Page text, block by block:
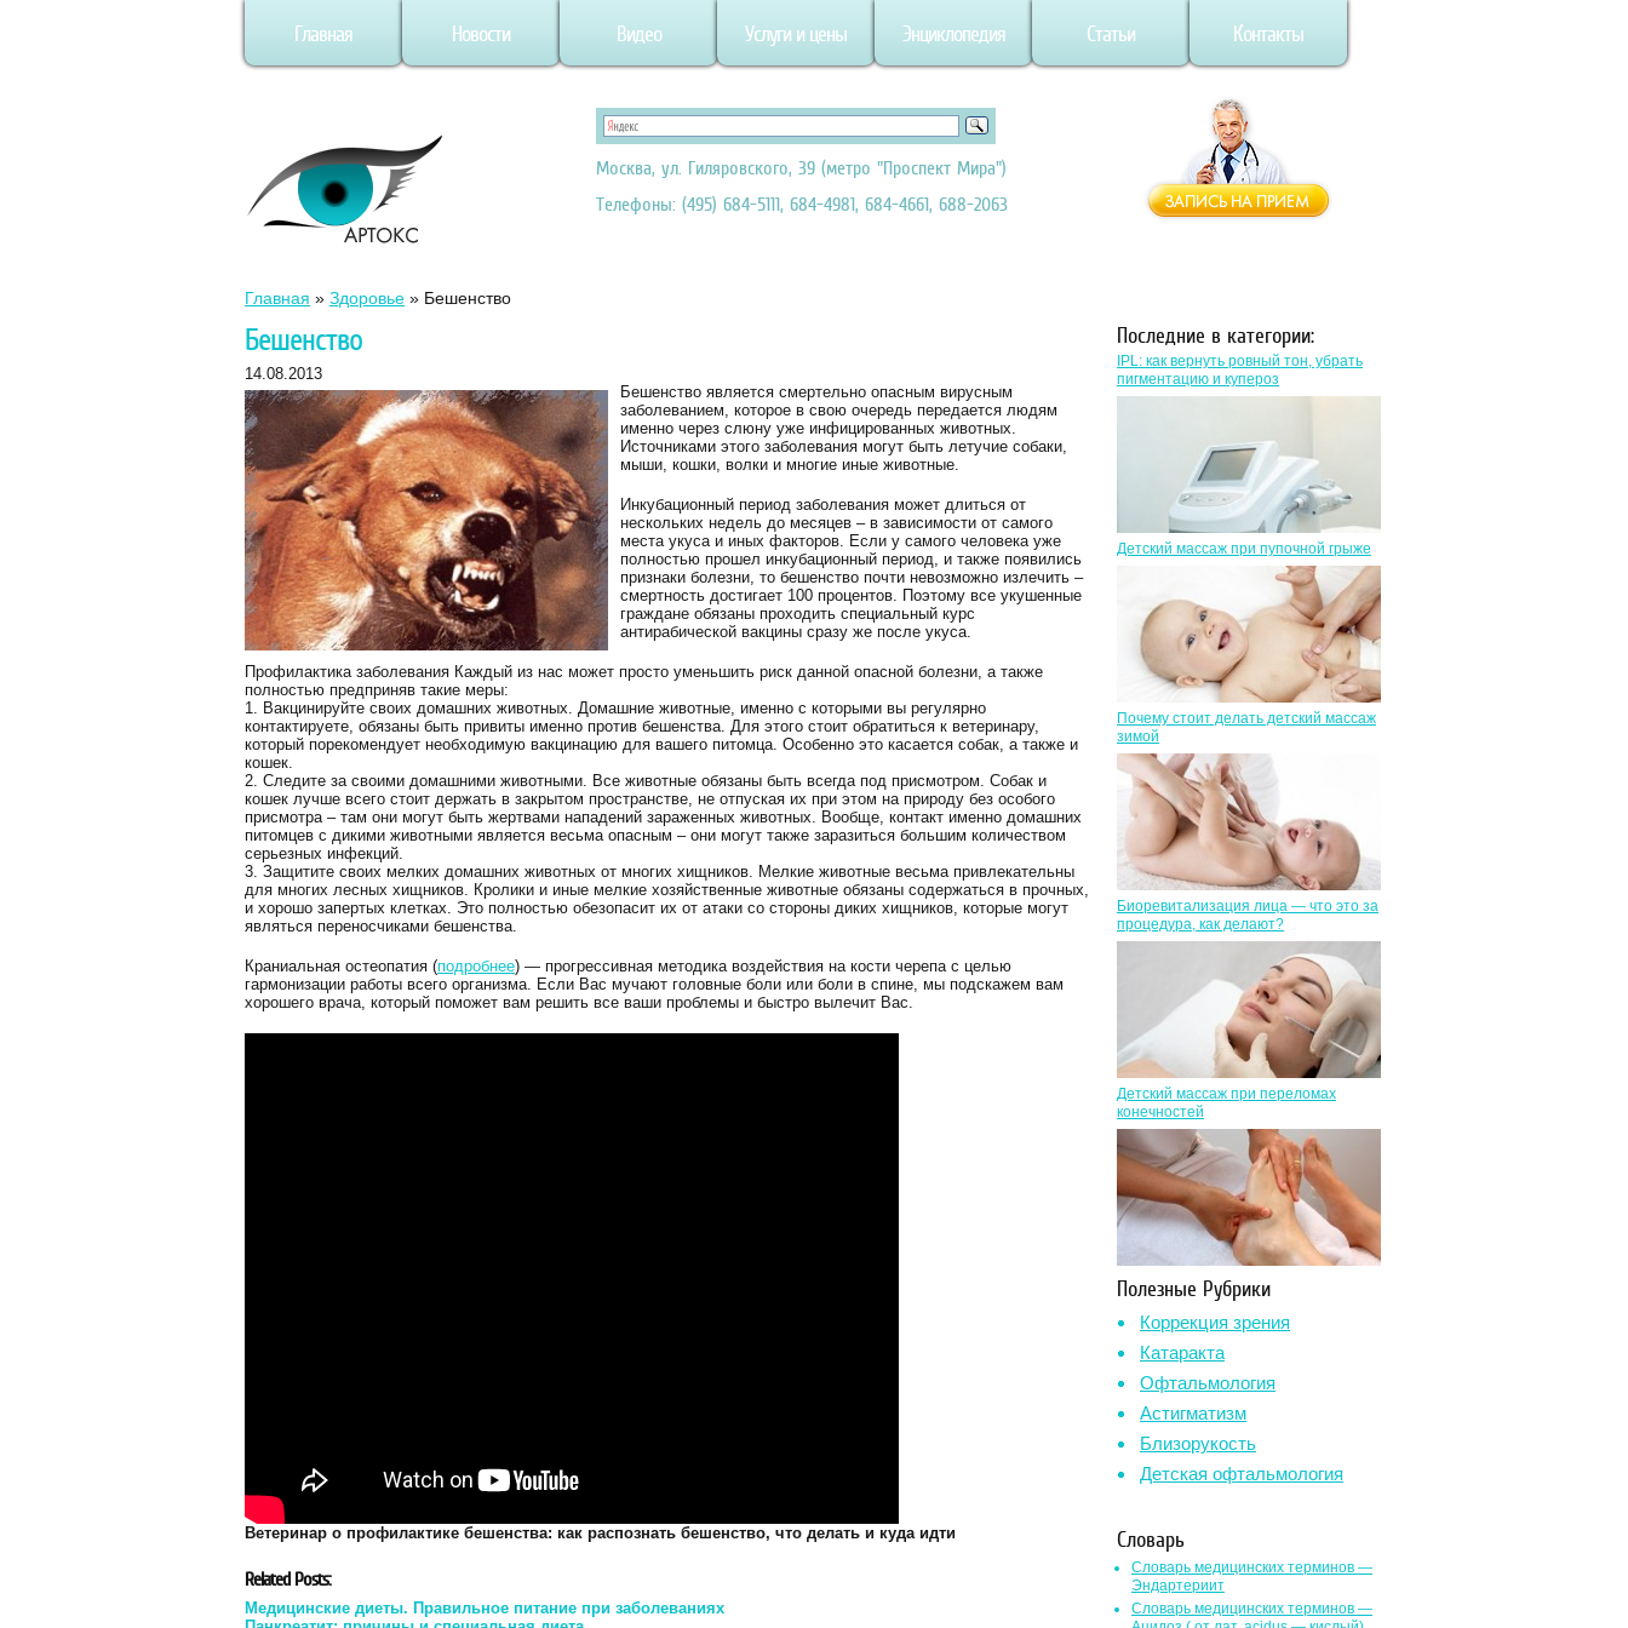
Главная Новости Видео Услуги и цены Энциклопедия Статьи Контакты
Москва, ул. Гиляровского, 39 (метро "Проспект Мира")
Телефоны: (495) 684-5111, 684-4981, 684-4661, 688-2063
Главная » Здоровье » Бешенство
Бешенство
14.08.2013
Бешенство является смертельно опасным вирусным
заболеванием, которое в свою очередь передается людям
именно через слюну уже инфицированных животных.
Источниками этого заболевания могут быть летучие собаки,
мыши, кошки, волки и многие иные животные.
Инкубационный период заболевания может длиться от
нескольких недель до месяцев – в зависимости от самого
места укуса и иных факторов. Если у самого человека уже
полностью прошел инкубационный период, и также появились
признаки болезни, то бешенство почти невозможно излечить –
смертность достигает 100 процентов. Поэтому все укушенные
граждане обязаны проходить специальный курс
антирабической вакцины сразу же после укуса.
Профилактика заболевания Каждый из нас может просто уменьшить риск данной опасной болезни, а также
полностью предприняв такие меры:
1. Вакцинируйте своих домашних животных. Домашние животные, именно с которыми вы регулярно
контактируете, обязаны быть привиты именно против бешенства. Для этого стоит обратиться к ветеринару,
который порекомендует необходимую вакцинацию для вашего питомца. Особенно это касается собак, а также и
кошек.
2. Следите за своими домашними животными. Все животные обязаны быть всегда под присмотром. Собак и
кошек лучше всего стоит держать в закрытом пространстве, не отпуская их при этом на природу без особого
присмотра – там они могут быть жертвами нападений зараженных животных. Вообще, контакт именно домашних
питомцев с дикими животными является весьма опасным – они могут также заразиться большим количеством
серьезных инфекций.
3. Защитите своих мелких домашних животных от многих хищников. Мелкие животные весьма привлекательны
для многих лесных хищников. Кролики и иные мелкие хозяйственные животные обязаны содержаться в прочных,
и хорошо запертых клетках. Это полностью обезопасит их от атаки со стороны диких хищников, которые могут
являться переносчиками бешенства.
Краниальная остеопатия (подробнее) — прогрессивная методика воздействия на кости черепа с целью
гармонизации работы всего организма. Если Вас мучают головные боли или боли в спине, мы подскажем вам
хорошего врача, который поможет вам решить все ваши проблемы и быстро вылечит Вас.
Ветеринар о профилактике бешенства: как распознать бешенство, что делать и куда идти
Related Posts:
Медицинские диеты. Правильное питание при заболеваниях
Последние в категории:
IPL: как вернуть ровный тон, убрать
пигментацию и купероз
Детский массаж при пупочной грыже
Почему стоит делать детский массаж
зимой
Биоревитализация лица — что это за
процедура, как делают?
Детский массаж при переломах
конечностей
Полезные Рубрики
Коррекция зрения
Катаракта
Офтальмология
Астигматизм
Близорукость
Детская офтальмология
Словарь
Словарь медицинских терминов —
Эндартериит
Словарь медицинских терминов —